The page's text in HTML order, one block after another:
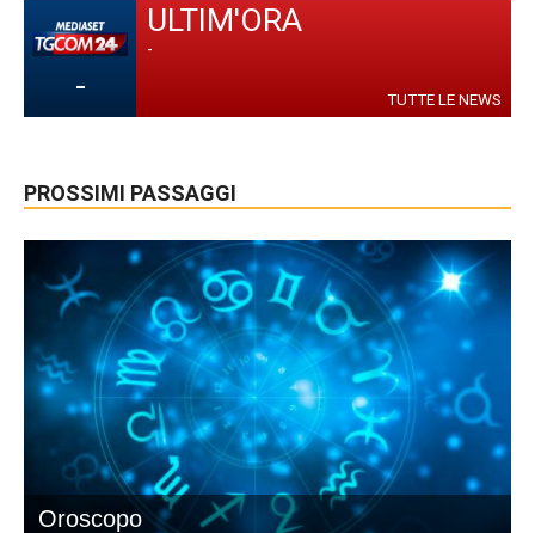
-
ULTIM'ORA
-
TUTTE LE NEWS
PROSSIMI PASSAGGI
Oroscopo